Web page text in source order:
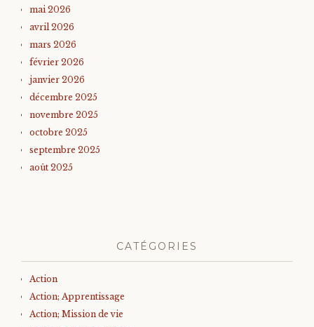
mai 2026
avril 2026
mars 2026
février 2026
janvier 2026
décembre 2025
novembre 2025
octobre 2025
septembre 2025
août 2025
CATÉGORIES
Action
Action; Apprentissage
Action; Mission de vie